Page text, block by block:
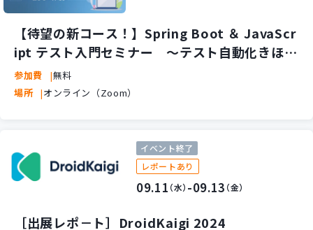
【待望の新コース！】Spring Boot ＆ JavaScr
ipt テスト入門セミナー ～テスト自動化きほん
のき～
参加費
無料
場所
オンライン（Zoom）
イベント終了
レポートあり
09.11 （水） -09.13 （金）
［出展レポ－ト］DroidKaigi 2024